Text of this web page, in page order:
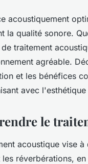
acoustiquement
la qualité sonore.
traitement
agréable.
et les bénéfices
avec
le
acoustique vise
les réverbérations,